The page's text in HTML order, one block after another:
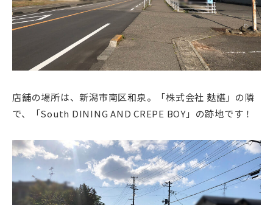
店舗の場所は、新潟市南区和泉。「株式会社 麸諶」の隣
で、「South DINING AND CREPE BOY」の跡地です！